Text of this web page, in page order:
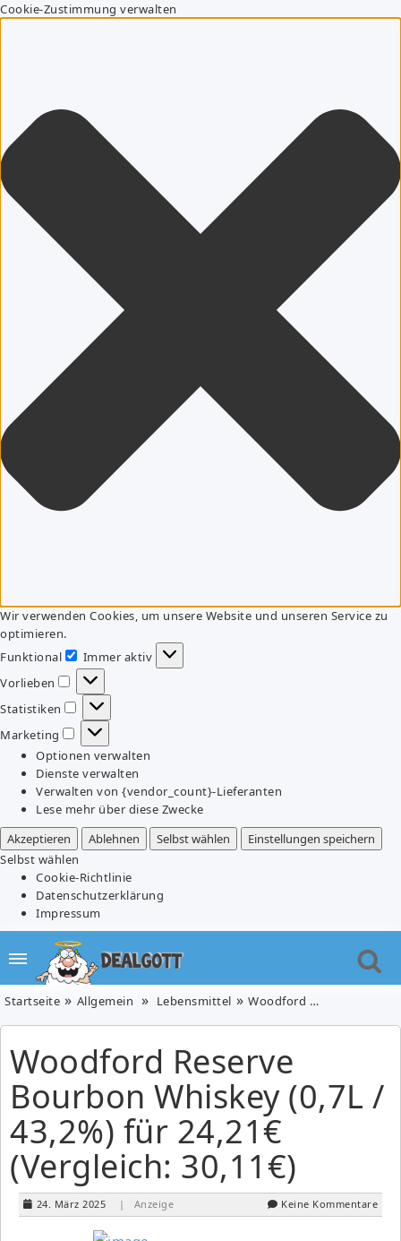
Cookie-Zustimmung verwalten
Wir verwenden Cookies, um unsere Website und unseren Service zu
optimieren.
Funktional
Funktional
Immer aktiv
Vorlieben
Vorlieben
Statistiken
Statistiken
Marketing
Marketing
Optionen verwalten
Dienste verwalten
Verwalten von {vendor_count}-Lieferanten
Lese mehr über diese Zwecke
Akzeptieren
Ablehnen Selbst wählen
Einstellungen speichern
Selbst wählen
Cookie-Richtlinie
Datenschutzerklärung
Impressum
Startseite Allgemein Lebensmittel Woodford Reserve Bourbon Whiskey (0,7L / 43,2%) für 24,21€ (Vergleich: 30,11€)
Woodford Reserve
Bourbon Whiskey (0,7L /
43,2%) für 24,21€
(Vergleich: 30,11€)
24. März 2025 | Anzeige Keine Kommentare